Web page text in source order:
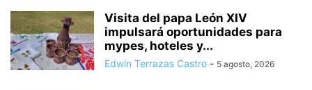
Visita del papa León XIV
impulsará oportunidades para
mypes, hoteles y...
Edwin Terrazas Castro - 5 agosto, 2026